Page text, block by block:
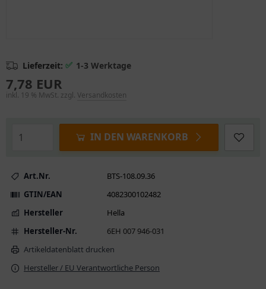
Lieferzeit: ✅ 1-3 Werktage
7,78 EUR
inkl. 19 % MwSt. zzgl. Versandkosten
IN DEN WARENKORB
Art.Nr.
BTS-108.09.36
GTIN/EAN
4082300102482
Hersteller
Hella
Hersteller-Nr.
6EH 007 946-031
Artikeldatenblatt drucken
Hersteller / EU Verantwortliche Person